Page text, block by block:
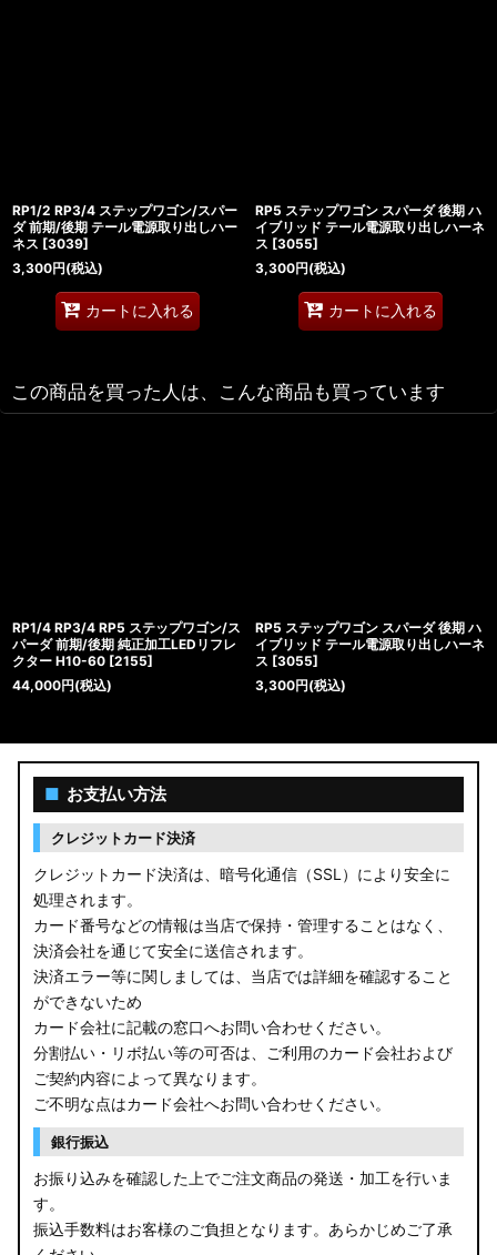
RP1/2 RP3/4 ステップワゴン/スパー
ダ 前期/後期 テール電源取り出しハー
ネス [3039]
3,300円(税込)
カートに入れる
RP5 ステップワゴン スパーダ 後期 ハ
イブリッド テール電源取り出しハーネ
ス [3055]
3,300円(税込)
カートに入れる
この商品を買った人は、こんな商品も買っています
RP1/4 RP3/4 RP5 ステップワゴン/ス
パーダ 前期/後期 純正加工LEDリフレ
クター H10-60 [2155]
44,000円(税込)
RP5 ステップワゴン スパーダ 後期 ハ
イブリッド テール電源取り出しハーネ
ス [3055]
3,300円(税込)
■ お支払い方法
クレジットカード決済
クレジットカード決済は、暗号化通信（SSL）により安全に
処理されます。
カード番号などの情報は当店で保持・管理することはなく、
決済会社を通じて安全に送信されます。
決済エラー等に関しましては、当店では詳細を確認すること
ができないため
カード会社に記載の窓口へお問い合わせください。
分割払い・リボ払い等の可否は、ご利用のカード会社および
ご契約内容によって異なります。
ご不明な点はカード会社へお問い合わせください。
銀行振込
お振り込みを確認した上でご注文商品の発送・加工を行いま
す。
振込手数料はお客様のご負担となります。あらかじめご了承